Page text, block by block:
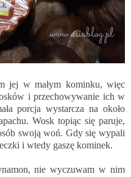
jej w małym kominku, więc
i przechowywanie ich w
porcja wystarcza na około
Wosk topiąc się paruje,
swoją woń. Gdy się wypali
i wtedy gaszę kominek.
nie wyczuwam w nim